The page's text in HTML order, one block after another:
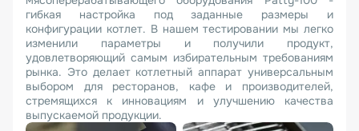
гибкая настройка под заданные размеры и
конфигурации котлет. В нашем тестировании мы легко
изменили параметры и получили продукт,
удовлетворяющий самым избирательным требованиям
рынка. Это делает котлетный аппарат универсальным
выбором для ресторанов, кафе и производителей,
стремящихся к инновациям и улучшению качества
выпускаемой продукции.